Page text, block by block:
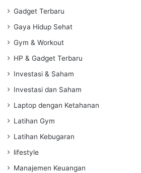
Gadget Terbaru
Gaya Hidup Sehat
Gym & Workout
HP & Gadget Terbaru
Investasi & Saham
Investasi dan Saham
Laptop dengan Ketahanan
Latihan Gym
Latihan Kebugaran
lifestyle
Manajemen Keuangan